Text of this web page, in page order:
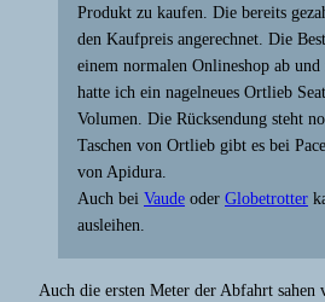
Produkt zu kaufen. Die bereits
den Kaufpreis angerechnet. Die
einem normalen Onlineshop ab und
hatte ich ein nagelneues Ortlieb
Volumen. Die Rücksendung steht
Taschen von Ortlieb gibt es bei
von Apidura.
Auch bei Vaude oder Globetrotter
ausleihen.
Auch die ersten Meter der Abfahrt sahen